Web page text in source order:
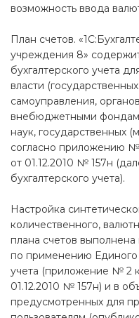
возможность ввода
План счетов.
учреждения 8»
бухгалтерского учета
власти
самоуправления,
внебюджетными
наук, государственных
согласно приложению
от 01.12.2010 № 157н
бухгалтерского учета).
Настройка
количественного,
плана счетов
по применению Единого
учета (приложение № 2
01.12.2010 № 157н) и в
предусмотренных для